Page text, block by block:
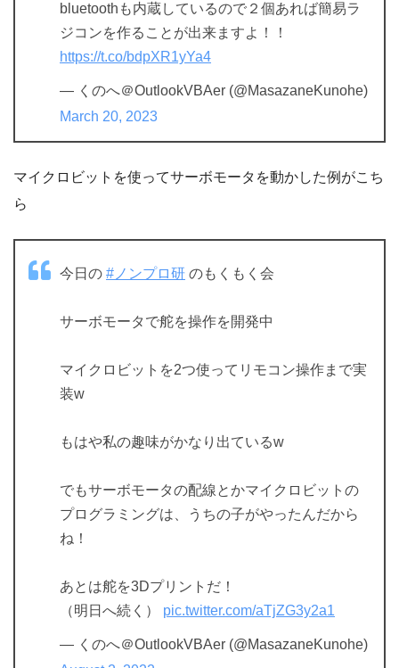
bluetoothも内蔵しているので２個あれば簡易ラ
ジコンを作ることが出来ますよ！！
https://t.co/bdpXR1yYa4
— くのへ＠OutlookVBAer (@MasazaneKunohe)
March 20, 2023
マイクロビットを使ってサーボモータを動かした例がこち
ら
今日の #ノンプロ研 のもくもく会
サーボモータで舵を操作を開発中
マイクロビットを2つ使ってリモコン操作まで実
装w
もはや私の趣味がかなり出ているw
でもサーボモータの配線とかマイクロビットの
プログラミングは、うちの子がやったんだから
ね！
あとは舵を3Dプリントだ！
（明日へ続く） pic.twitter.com/aTjZG3y2a1
— くのへ＠OutlookVBAer (@MasazaneKunohe)